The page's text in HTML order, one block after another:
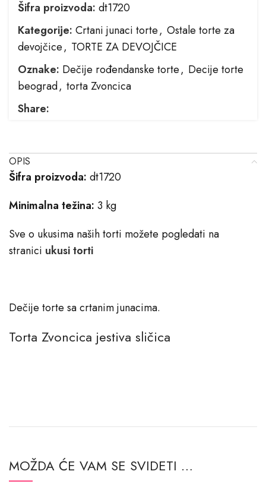
Šifra proizvoda: dt1720
Kategorije: Crtani junaci torte, Ostale torte za
devojčice, TORTE ZA DEVOJČICE
Oznake: Dečije rođendanske torte, Decije torte
beograd, torta Zvoncica
Share:
OPIS
Šifra proizvoda: dt1720
Minimalna težina: 3 kg
Sve o ukusima naših torti možete pogledati na
stranici ukusi torti
Dečije torte sa crtanim junacima.
Torta Zvoncica jestiva sličica
MOŽDA ĆE VAM SE SVIDETI …